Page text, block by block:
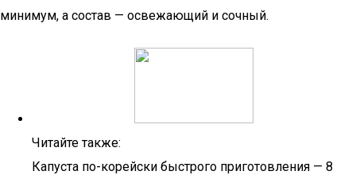
минимум, а состав — освежающий и сочный.
Читайте также:
Капуста по-корейски быстрого приготовления — 8